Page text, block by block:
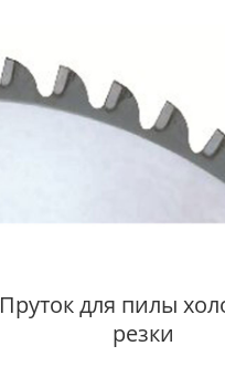
Пруток для пилы
резки